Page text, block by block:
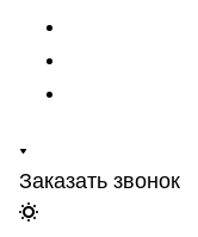
Заказать звонок